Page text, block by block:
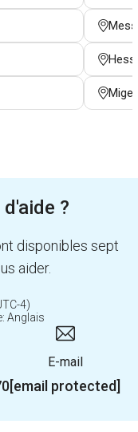
?
disponibles sept
aider.
4)
Anglais
E-mail
[email protected]